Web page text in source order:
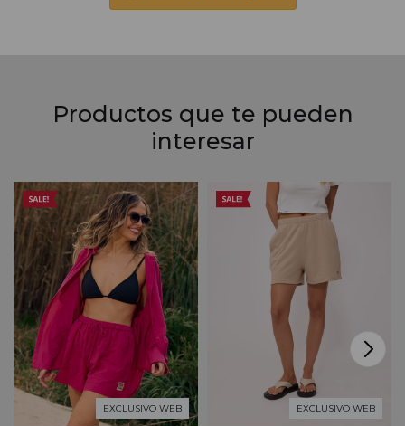
Productos que te pueden
interesar
EXCLUSIVO WEB EXCLUSIVO WEB